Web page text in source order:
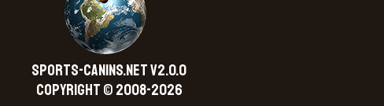
SPORTS-CANINS.NET V2.0.0
Copyright © 2008-2026